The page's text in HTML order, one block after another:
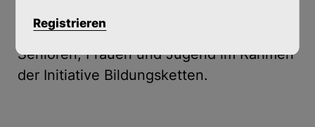
Bundesministerium für Bildung, Familie,
Senioren, Frauen und Jugend im Rahmen
der Initiative Bildungsketten.
Registrieren